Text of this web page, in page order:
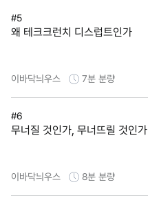
#5
왜 테크크런치 디스럽트인가
이바닥늬우스 7분 분량
#6
무너질 것인가, 무너뜨릴 것인가
이바닥늬우스 8분 분량